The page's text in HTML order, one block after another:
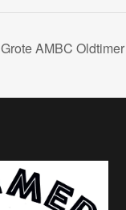
Grote AMBC